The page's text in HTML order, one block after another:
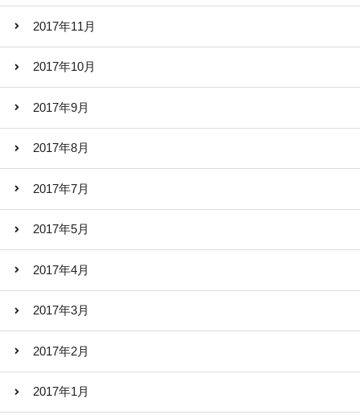
2017年11月
2017年10月
2017年9月
2017年8月
2017年7月
2017年5月
2017年4月
2017年3月
2017年2月
2017年1月